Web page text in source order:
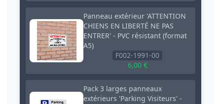
Panneau extérieur 'ATTENTION
CHIENS EN LIBERTÉ NE PAS
ENTRER' - PVC résistant (format
A5)
F002-1991-00
6,00 €
Pack 3 larges panneaux
extérieurs 'Parking Visiteurs' -